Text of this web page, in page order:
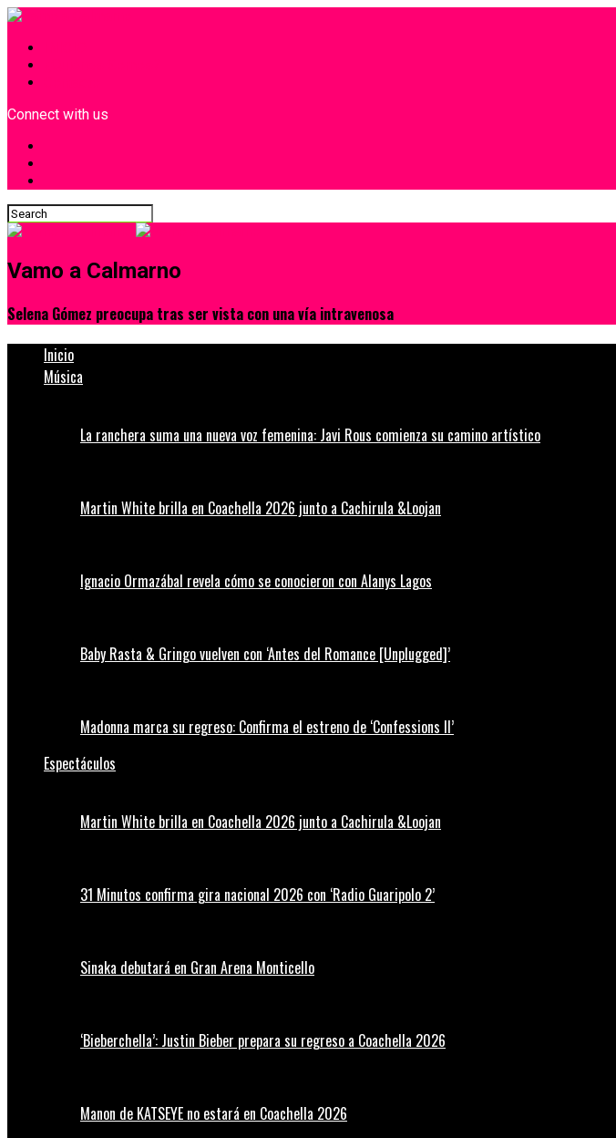
Connect with us
Vamo a Calmarno
Selena Gómez preocupa tras ser vista con una vía intravenosa
Inicio
Música
La ranchera suma una nueva voz femenina: Javi Rous comienza su camino artístico
Martin White brilla en Coachella 2026 junto a Cachirula &Loojan
Ignacio Ormazábal revela cómo se conocieron con Alanys Lagos
Baby Rasta & Gringo vuelven con ‘Antes del Romance [Unplugged]’
Madonna marca su regreso: Confirma el estreno de ‘Confessions II’
Espectáculos
Martin White brilla en Coachella 2026 junto a Cachirula &Loojan
31 Minutos confirma gira nacional 2026 con ‘Radio Guaripolo 2’
Sinaka debutará en Gran Arena Monticello
‘Bieberchella’: Justin Bieber prepara su regreso a Coachella 2026
Manon de KATSEYE no estará en Coachella 2026